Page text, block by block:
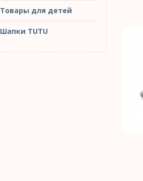
Товары для детей
Шапки TUTU